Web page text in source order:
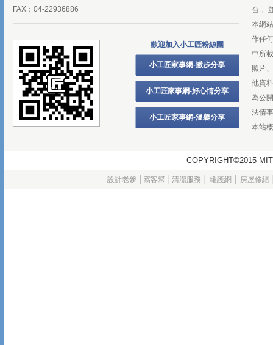
FAX：04-22936886
歡迎加入小工匠粉絲團
小工匠家事網-撇步分享
小工匠家事網-好心情分享
小工匠家事網-溫馨分享
台，
本網
作任
中所
照片
他資
為公
法情
本站
COPYRIGHT©2015
設計老爹 窩客幫 清潔服務 維護網 房屋修繕